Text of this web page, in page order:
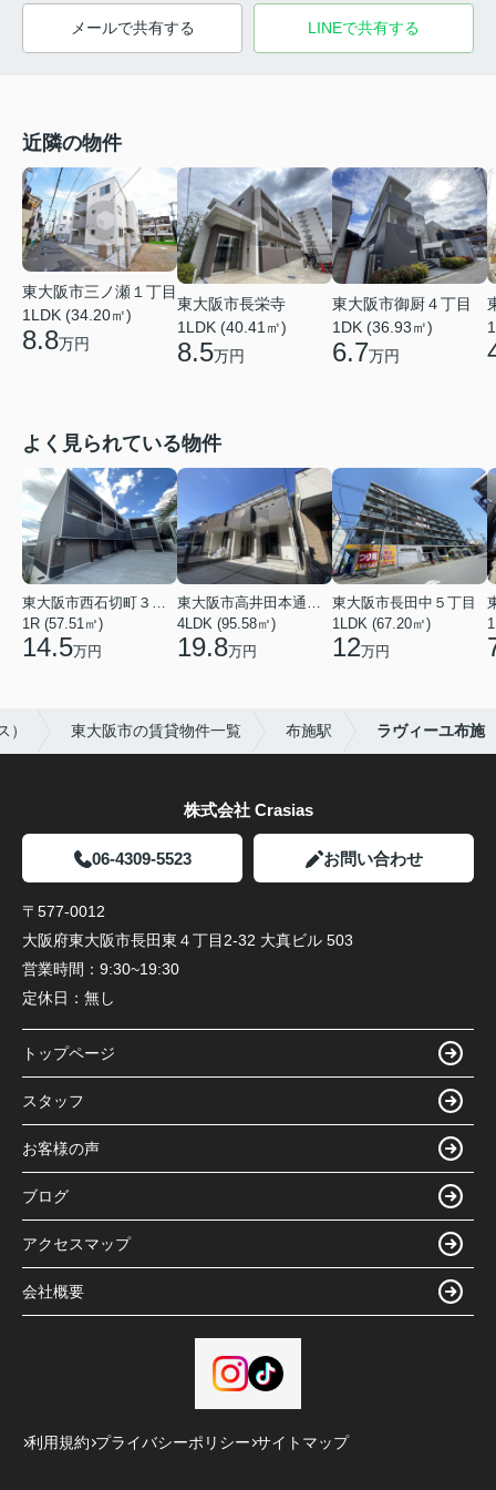
メールで共有する LINEで共有する
近隣の物件
東大阪市三ノ瀬１丁目
1LDK (34.20㎡)
8.8万円
東大阪市長栄寺
1LDK (40.41㎡)
8.5万円
東大阪市御厨４丁目
1DK (36.93㎡)
6.7万円
よく見られている物件
東大阪市西石切町３丁目
1R (57.51㎡)
14.5万円
東大阪市高井田本通２丁目
4LDK (95.58㎡)
19.8万円
東大阪市長田中５丁目
1LDK (67.20㎡)
12万円
東大阪市の賃貸物件一覧 布施駅 ラヴィーユ布施
株式会社 Crasias
06-4309-5523 お問い合わせ
〒577-0012
大阪府東大阪市長田東４丁目2-32 大真ビル 503
営業時間： 9:30~19:30
定休日： 無し
トップページ
スタッフ
お客様の声
ブログ
アクセスマップ
会社概要
利用規約 プライバシーポリシー サイトマップ